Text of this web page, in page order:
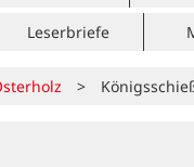
Leserbriefe
>